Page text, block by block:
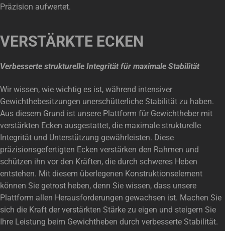
Präzision aufwertet.
VERSTÄRKTE ECKEN
Verbesserte strukturelle Integrität für maximale Stabilität
Wir wissen, wie wichtig es ist, während intensiver
Gewichthebesitzungen unerschütterliche Stabilität zu haben.
Aus diesem Grund ist unsere Plattform für Gewichtheber mit
verstärkten Ecken ausgestattet, die maximale strukturelle
Integrität und Unterstützung gewährleisten. Diese
präzisionsgefertigten Ecken verstärken den Rahmen und
schützen ihn vor den Kräften, die durch schweres Heben
entstehen. Mit diesem überlegenen Konstruktionselement
können Sie getrost heben, denn Sie wissen, dass unsere
Plattform allen Herausforderungen gewachsen ist. Machen Sie
sich die Kraft der verstärkten Stärke zu eigen und steigern Sie
Ihre Leistung beim Gewichtheben durch verbesserte Stabilität.